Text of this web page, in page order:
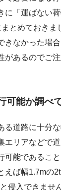
に「運ばない
とめておきま
きなかった場
があるのでご注
可能か調べ
る道路に十分
エリアなどで
可能であるこ
えば幅1.7mの
侵入できませ